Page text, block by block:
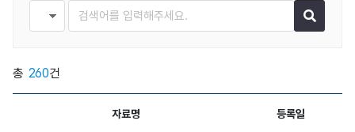
검색조건
검색어
총 260건
자료명 등록일